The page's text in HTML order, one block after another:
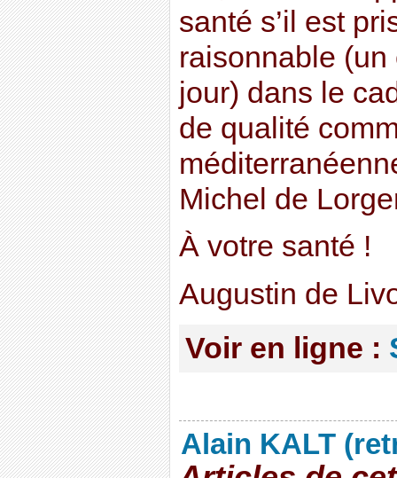
santé s’il est
raisonnable
jour) dans le
de qualité
Michel de
À votre santé !
Augustin de
Voir en ligne :
Alain KALT